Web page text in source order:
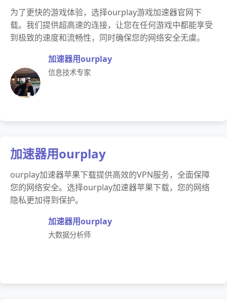
为了更快的游戏体验，选择ourplay游戏加速器官网下
载。我们提供超高速的连接，让您在任何游戏中都能享受
到极致的速度和流畅性，同时确保您的网络安全无虞。
加速器用ourplay
信息技术专家
加速器用ourplay
ourplay加速器苹果下载提供高效的VPN服务，全面保障
您的网络安全。选择ourplay加速器苹果下载，您的网络
隐私更加得到保护。
加速器用ourplay
大数据分析师